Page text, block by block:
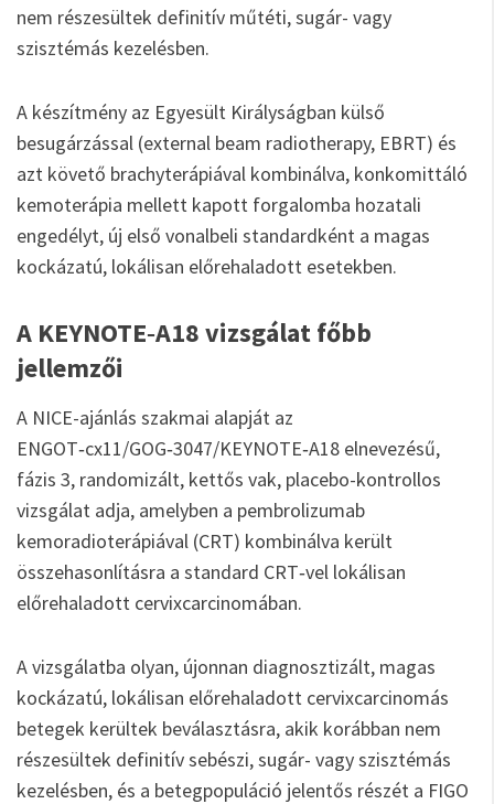
nem részesültek definitív műtéti, sugár- vagy
szisztémás kezelésben.
A készítmény az Egyesült Királyságban külső
besugárzással (external beam radiotherapy, EBRT) és
azt követő brachyterápiával kombinálva, konkomittáló
kemoterápia mellett kapott forgalomba hozatali
engedélyt, új első vonalbeli standardként a magas
kockázatú, lokálisan előrehaladott esetekben.
A KEYNOTE‑A18 vizsgálat főbb
jellemzői
A NICE-ajánlás szakmai alapját az
ENGOT‑cx11/GOG‑3047/KEYNOTE‑A18 elnevezésű,
fázis 3, randomizált, kettős vak, placebo-kontrollos
vizsgálat adja, amelyben a pembrolizumab
kemoradioterápiával (CRT) kombinálva került
összehasonlításra a standard CRT‑vel lokálisan
előrehaladott cervixcarcinomában.
A vizsgálatba olyan, újonnan diagnosztizált, magas
kockázatú, lokálisan előrehaladott cervixcarcinomás
betegek kerültek beválasztásra, akik korábban nem
részesültek definitív sebészi, sugár- vagy szisztémás
kezelésben, és a betegpopuláció jelentős részét a FIGO